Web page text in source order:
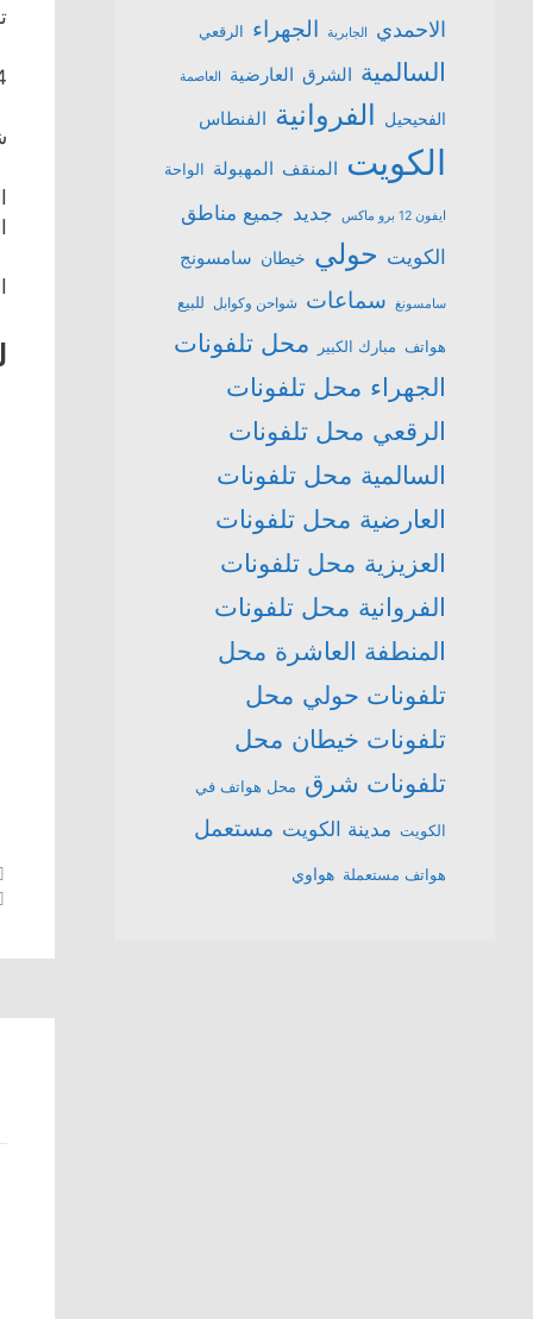
الاحمدي الجابرية الجهراء الرقعي
السالمية الشرق العارضية العاصمة
الفحيحيل الفروانية الفنطاس
الكويت المنقف المهبولة الواحة
ايفون 12 برو ماكس جديد جميع مناطق
الكويت حولي خيطان سامسونج
سامسونغ سماعات شواحن وكوابل للبيع
هواتف مبارك الكبير
محل تلفونات
الجهراء محل تلفونات
الرقعي محل تلفونات
السالمية محل تلفونات
العارضية محل تلفونات
العزيزية محل تلفونات
الفروانية محل تلفونات
المنطفة العاشرة محل
تلفونات حولي محل
تلفونات خيطان محل
تلفونات شرق محل هواتف في
الكويت مدينة الكويت مستعمل
هواتف مستعملة هواوي